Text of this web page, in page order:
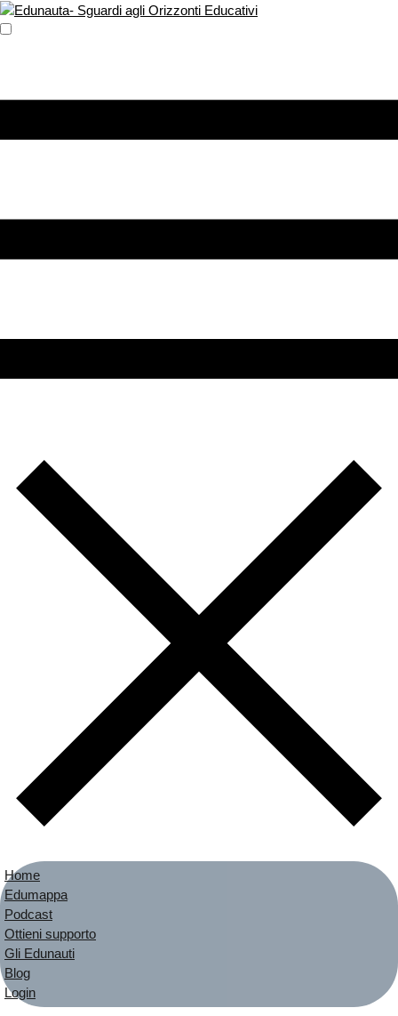
Home
Edumappa
Podcast
Ottieni supporto
Gli Edunauti
Blog
Login